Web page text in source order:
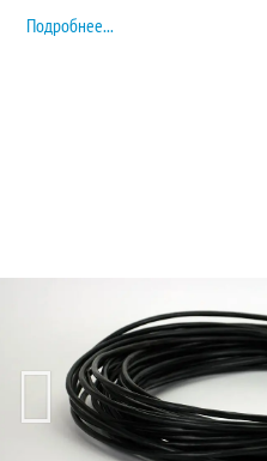
Подробнее...